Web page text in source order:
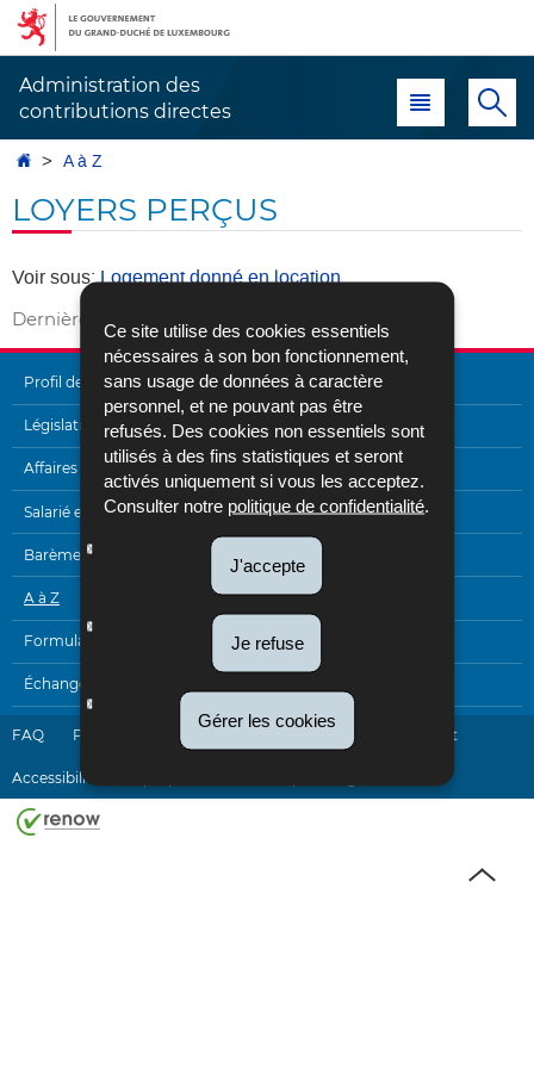
Ce site utilise des cookies essentiels
nécessaires à son bon fonctionnement,
sans usage de données à caractère
personnel, et ne pouvant pas être
refusés. Des cookies non essentiels sont
utilisés à des fins statistiques et seront
activés uniquement si vous les acceptez.
Consulter notre politique de confidentialité.
J'accepte
Je refuse
Gérer les cookies
Aller
navigation
Aller
au
Administration des
contributions directes
Menu principal
AccueilA à Z
LOYERS PERÇUS
Voir sous:Logement donné en location
Dernière mise à jour 18/07/2018
MENU
DE
NAVIGATION
Profil de l'Administration
Législation
Affaires internationales
Salarié et pensionné
Barèmes
A à Z
Formulaires
Échanges électroniques
FAQ Plan du site Newsletter Contact
Accessibilité
de